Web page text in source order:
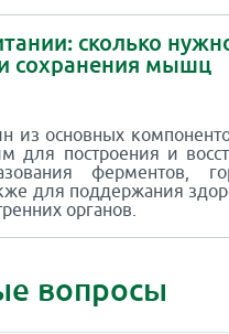
сколько
сохранения мышц
из основных
для построения и
ферментов,
для поддержания
органов.
вопросы